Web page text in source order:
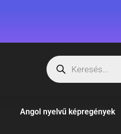
Angol nyelvű képregények